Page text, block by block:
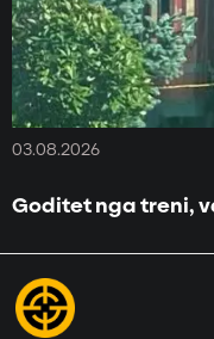
03.08.2026
Goditet nga treni,